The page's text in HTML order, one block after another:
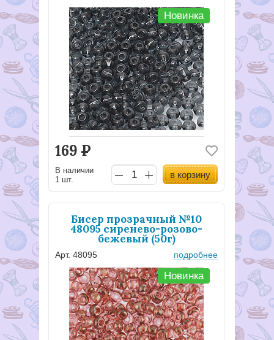
Новинка
169 Р
В наличии
1 шт.
в корзину
Бисер прозрачный №10
48095 сиренево-розово-
бежевый (50г)
Арт. 48095 подробнее
Новинка